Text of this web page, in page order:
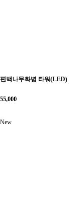
편백나무화병 타워(LED)
55,000
New